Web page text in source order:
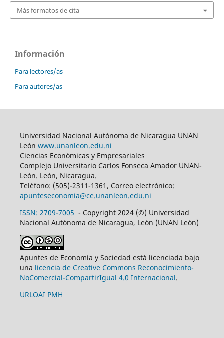
Más formatos de cita
Información
Para lectores/as
Para autores/as
Universidad Nacional Autónoma de Nicaragua UNAN
León www.unanleon.edu.ni
Ciencias Económicas y Empresariales
Complejo Universitario Carlos Fonseca Amador UNAN-
León. León, Nicaragua.
Teléfono: (505)-2311-1361, Correo electrónico:
apunteseconomia@ce.unanleon.edu.ni
ISSN: 2709-7005 - Copyright 2024 (©) Universidad
Nacional Autónoma de Nicaragua, León (UNAN León)
Apuntes de Economía y Sociedad está licenciada bajo
una licencia de Creative Commons Reconocimiento-
NoComercial-CompartirIgual 4.0 Internacional.
URLOAI PMH